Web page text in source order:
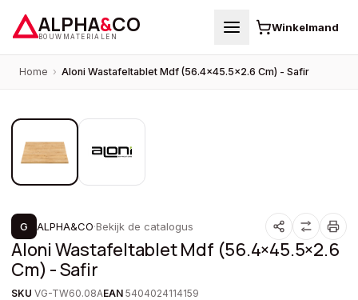
ALPHA&CO
BOUWMATERIALEN
Winkelmand
Home › Aloni Wastafeltablet Mdf (56.4×45.5×2.6 Cm) - Safir
PROMOTIE
G ALPHA&CO·Bekijk de catalogus
Aloni Wastafeltablet Mdf (56.4×45.5×2.6
Cm) - Safir
SKU VG-TW60.08AEAN 5404024114159